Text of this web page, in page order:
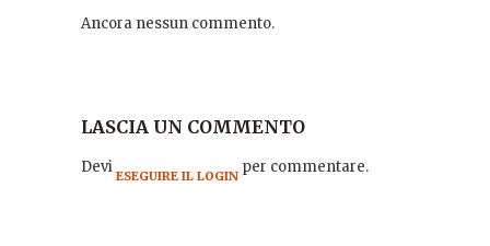
Ancora nessun commento.
LASCIA UN COMMENTO
Devi ESEGUIRE IL LOGIN per commentare.